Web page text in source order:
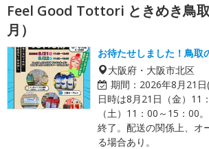
Feel Good Tottori ときめき鳥
月）
お待たせしました！鳥取
大阪府・大阪市北区
期間： 2026年8月21
日時は8月21日（金）11
（土）11：00～15：00
終了。配送の関係上、オ
る場合あり。